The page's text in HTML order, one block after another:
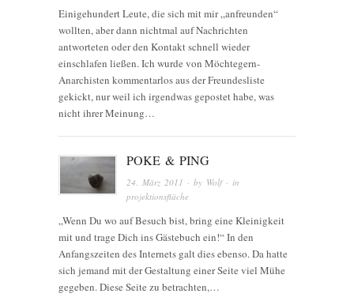
Einigehundert Leute, die sich mit mir „anfreunden“
wollten, aber dann nichtmal auf Nachrichten
antworteten oder den Kontakt schnell wieder
einschlafen ließen. Ich wurde von Möchtegern-
Anarchisten kommentarlos aus der Freundesliste
gekickt, nur weil ich irgendwas gepostet habe, was
nicht ihrer Meinung…
POKE & PING
24. März 2011 · by Wolf· in
projektionsfläche
„Wenn Du wo auf Besuch bist, bring eine Kleinigkeit
mit und trage Dich ins Gästebuch ein!“ In den
Anfangszeiten des Internets galt dies ebenso. Da hatte
sich jemand mit der Gestaltung einer Seite viel Mühe
gegeben. Diese Seite zu betrachten,…